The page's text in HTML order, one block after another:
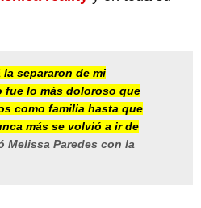
la separaron de mi
fue lo más doloroso que
como familia hasta que
más se volvió a ir de
Melissa Paredes con la